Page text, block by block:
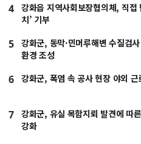
4
강화읍 지역사회보장협의체, 직접
치’ 기부
5
강화군, 동막·민머루해변 수질검
환경 조성
6 강화군, 폭염 속 공사 현장 야외 근
7
강화군, 유실 목함지뢰 발견에 따
강화